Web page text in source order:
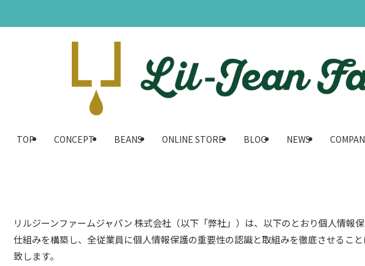
TOP CONCEPT BEANS ONLINE STORE BLOG NEWS
リルジーンファームジャパン 株式会社（以下「弊社」）は、以下のとおり個人情報
仕組みを構築し、全従業員に個人情報保護の重要性の認識と取組みを徹底させるこ
致します。